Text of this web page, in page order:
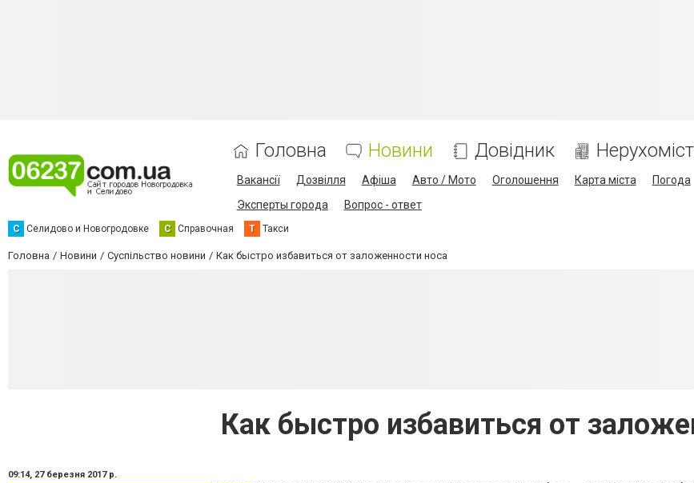
Головна Новини Довідник
Вакансії Дозвілля Афіша Авто / Мото Оголошення Карта міста Погода
Эксперты города
Вопрос - ответ
С Селидово и Новогродовке С Справочная Т Такси
Головна Новини Суспільство новини Как быстро избавиться от заложенности носа
Как быстро избавиться от
09:14, 27 березня 2017 р.